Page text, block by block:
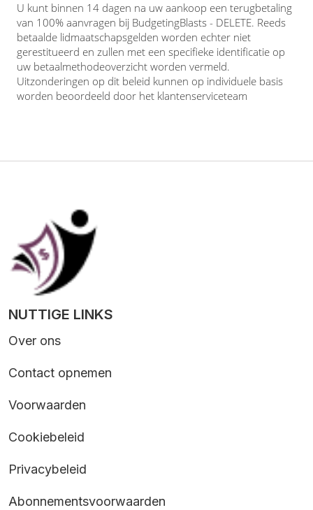
U kunt binnen 14 dagen na uw aankoop een terugbetaling
van 100% aanvragen bij BudgetingBlasts - DELETE. Reeds
betaalde lidmaatschapsgelden worden echter niet
gerestitueerd en zullen met een specifieke identificatie op
uw betaalmethodeoverzicht worden vermeld.
Uitzonderingen op dit beleid kunnen op individuele basis
worden beoordeeld door het klantenserviceteam
NUTTIGE LINKS
Over ons
Contact opnemen
Voorwaarden
Cookiebeleid
Privacybeleid
Abonnementsvoorwaarden